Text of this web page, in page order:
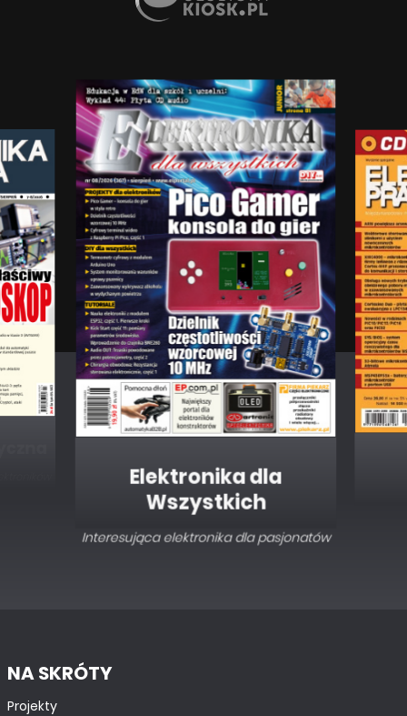
Elektronika dla
Wszystkich
Interesująca elektronika dla pasjonatów
NA SKRÓTY
Projekty